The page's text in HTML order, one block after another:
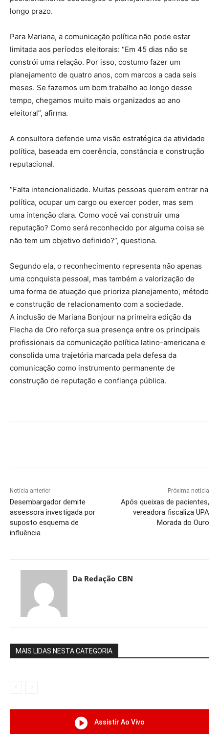
longo prazo.
Para Mariana, a comunicação política não pode estar
limitada aos períodos eleitorais: “Em 45 dias não se
constrói uma relação. Por isso, costumo fazer um
planejamento de quatro anos, com marcos a cada seis
meses. Se fazemos um bom trabalho ao longo desse
tempo, chegamos muito mais organizados ao ano
eleitoral”, afirma.
A consultora defende uma visão estratégica da atividade
política, baseada em coerência, constância e construção
reputacional.
“Falta intencionalidade. Muitas pessoas querem entrar na
política, ocupar um cargo ou exercer poder, mas sem
uma intenção clara. Como você vai construir uma
reputação? Como será reconhecido por alguma coisa se
não tem um objetivo definido?”, questiona.
Segundo ela, o reconhecimento representa não apenas
uma conquista pessoal, mas também a valorização de
uma forma de atuação que prioriza planejamento, método
e construção de relacionamento com a sociedade.
A inclusão de Mariana Bonjour na primeira edição da
Flecha de Oro reforça sua presença entre os principais
profissionais da comunicação política latino-americana e
consolida uma trajetória marcada pela defesa da
comunicação como instrumento permanente de
construção de reputação e confiança pública.
Notícia anterior
Desembargador demite
assessora investigada por
suposto esquema de
influência
Próxima notícia
Após queixas de pacientes,
vereadora fiscaliza UPA
Morada do Ouro
Da Redação CBN
MAIS LIDAS NESTA CATEGORIA
Assistir Ao Vivo